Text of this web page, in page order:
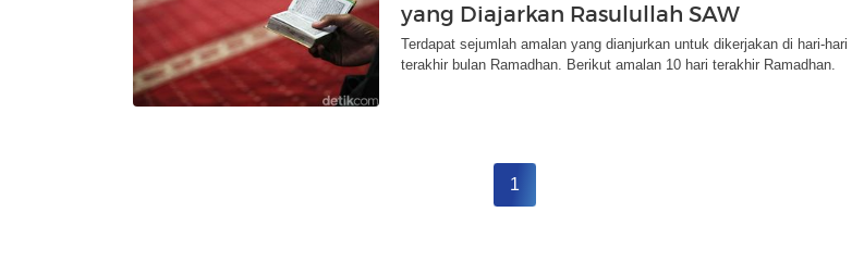
yang Diajarkan Rasulullah SAW
Terdapat sejumlah amalan yang dianjurkan untuk dikerjakan di hari-hari
terakhir bulan Ramadhan. Berikut amalan 10 hari terakhir Ramadhan.
1